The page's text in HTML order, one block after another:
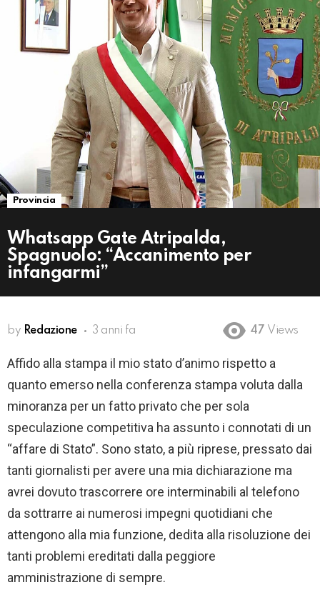
Provincia
Whatsapp Gate Atripalda,
Spagnuolo: “Accanimento per
infangarmi”
by Redazione 3 anni fa 47 Views
Affido alla stampa il mio stato d’animo rispetto a
quanto emerso nella conferenza stampa voluta dalla
minoranza per un fatto privato che per sola
speculazione competitiva ha assunto i connotati di un
“affare di Stato”. Sono stato, a più riprese, pressato dai
tanti giornalisti per avere una mia dichiarazione ma
avrei dovuto trascorrere ore interminabili al telefono
da sottrarre ai numerosi impegni quotidiani che
attengono alla mia funzione, dedita alla risoluzione dei
tanti problemi ereditati dalla peggiore
amministrazione di sempre.